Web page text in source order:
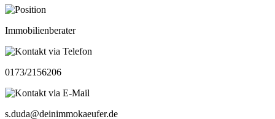
Immobilienberater
0173/2156206
s.duda@deinimmokaeufer.de